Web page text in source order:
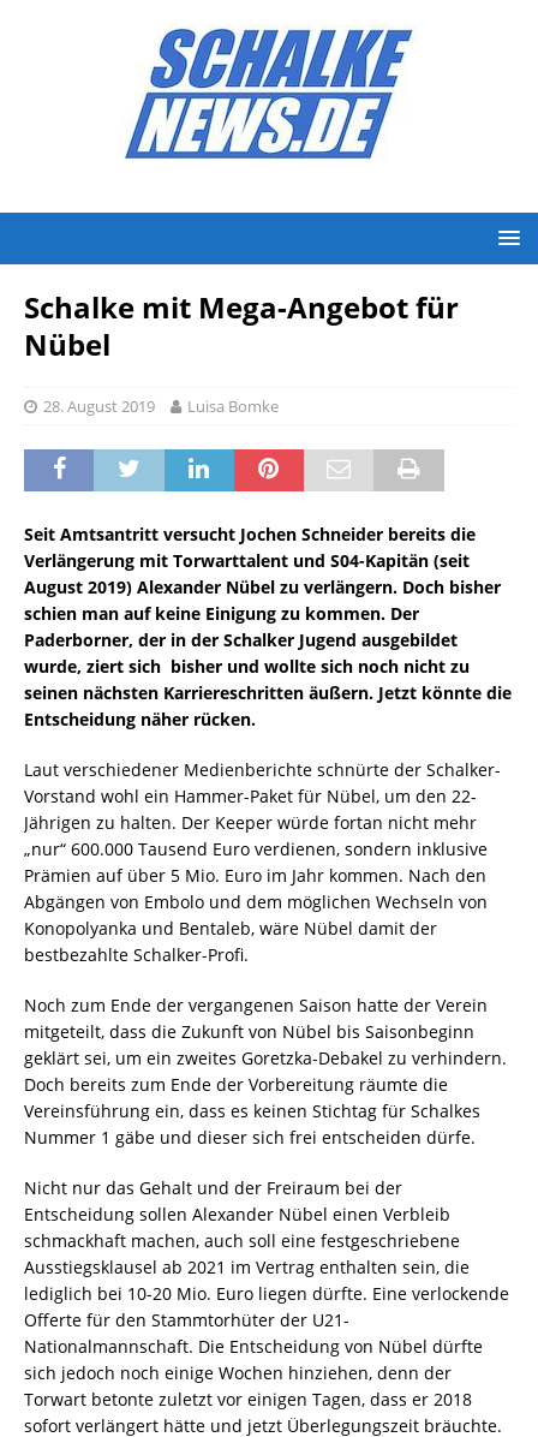
Schalke mit Mega-Angebot für
Nübel
28. August 2019 Luisa Bomke
Seit Amtsantritt versucht Jochen Schneider bereits die
Verlängerung mit Torwarttalent und S04-Kapitän (seit
August 2019) Alexander Nübel zu verlängern. Doch bisher
schien man auf keine Einigung zu kommen. Der
Paderborner, der in der Schalker Jugend ausgebildet
wurde, ziert sich bisher und wollte sich noch nicht zu
seinen nächsten Karriereschritten äußern. Jetzt könnte die
Entscheidung näher rücken.
Laut verschiedener Medienberichte schnürte der Schalker-
Vorstand wohl ein Hammer-Paket für Nübel, um den 22-
Jährigen zu halten. Der Keeper würde fortan nicht mehr
„nur“ 600.000 Tausend Euro verdienen, sondern inklusive
Prämien auf über 5 Mio. Euro im Jahr kommen. Nach den
Abgängen von Embolo und dem möglichen Wechseln von
Konopolyanka und Bentaleb, wäre Nübel damit der
bestbezahlte Schalker-Profi.
Noch zum Ende der vergangenen Saison hatte der Verein
mitgeteilt, dass die Zukunft von Nübel bis Saisonbeginn
geklärt sei, um ein zweites Goretzka-Debakel zu verhindern.
Doch bereits zum Ende der Vorbereitung räumte die
Vereinsführung ein, dass es keinen Stichtag für Schalkes
Nummer 1 gäbe und dieser sich frei entscheiden dürfe.
Nicht nur das Gehalt und der Freiraum bei der
Entscheidung sollen Alexander Nübel einen Verbleib
schmackhaft machen, auch soll eine festgeschriebene
Ausstiegsklausel ab 2021 im Vertrag enthalten sein, die
lediglich bei 10-20 Mio. Euro liegen dürfte. Eine verlockende
Offerte für den Stammtorhüter der U21-
Nationalmannschaft. Die Entscheidung von Nübel dürfte
sich jedoch noch einige Wochen hinziehen, denn der
Torwart betonte zuletzt vor einigen Tagen, dass er 2018
sofort verlängert hätte und jetzt Überlegungszeit bräuchte.